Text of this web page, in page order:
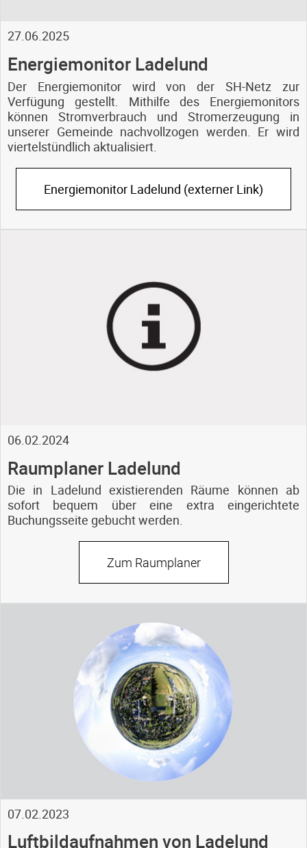
27.06.2025
Energiemonitor Ladelund
Der Energiemonitor wird von der SH-Netz zur
Verfügung gestellt. Mithilfe des Energiemonitors
können Stromverbrauch und Stromerzeugung in
unserer Gemeinde nachvollzogen werden. Er wird
viertelstündlich aktualisiert.
Energiemonitor Ladelund (externer Link)
06.02.2024
Raumplaner Ladelund
Die in Ladelund existierenden Räume können ab
sofort bequem über eine extra eingerichtete
Buchungsseite gebucht werden.
Zum Raumplaner
07.02.2023
Luftbildaufnahmen von Ladelund